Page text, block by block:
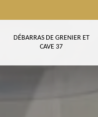
DÉBARRAS DE GRENIER ET
CAVE 37